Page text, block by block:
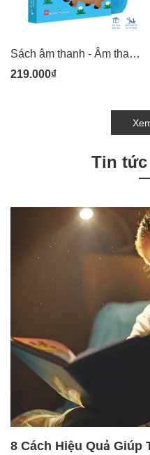
Sách âm thanh - Âm thanh của các loài vật 219N
219.000₫
Tin
8 Cách Hiệu Quả Giúp